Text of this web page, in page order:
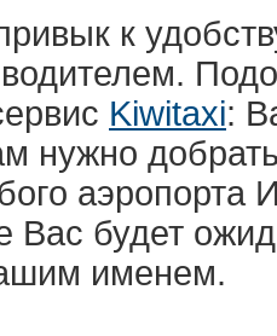
к
Kiwitaxi:
нужно
аэропорта
Вас будет
именем.